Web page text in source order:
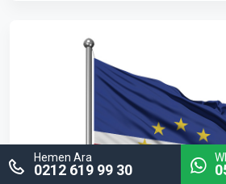
Hemen Ara
0212 619 99 30